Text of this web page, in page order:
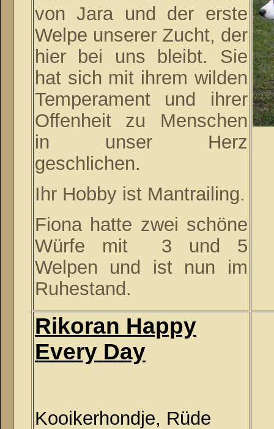
von Jara und der erste
Welpe unserer Zucht, der
hier bei uns bleibt. Sie
hat sich mit ihrem wilden
Temperament und ihrer
Offenheit zu Menschen
in unser Herz
geschlichen.
Ihr Hobby ist Mantrailing.
Fiona hatte zwei schöne
Würfe mit 3 und 5
Welpen und ist nun im
Ruhestand.
Rikoran Happy
Every Day
Kooikerhondje, Rüde